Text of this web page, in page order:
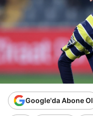
Google'da Abone Ol